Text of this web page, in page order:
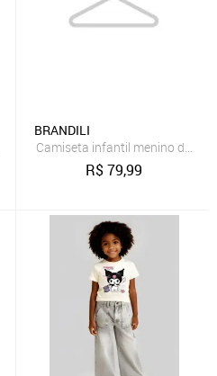
Aranha Spidey Preto
BRANDILI
Camiseta infantil menino do
R$79,99